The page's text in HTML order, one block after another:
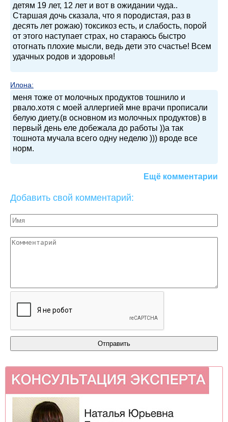
детям 19 лет, 12 лет и вот в ожидании чуда..
Старшая дочь сказала, что я породистая, раз в
десять лет рожаю) токсикоз есть, и слабость, порой
от этого наступает страх, но стараюсь быстро
отогнать плохие мысли, ведь дети это счастье! Всем
удачных родов и здоровья!
Илона:
меня тоже от молочных продуктов тошнило и
рвало.хотя с моей аллергией мне врачи прописали
белую диету.(в основном из молочных продуктов) в
первый день еле добежала до работы ))а так
тошнота мучала всего одну неделю ))) вроде все
норм.
Ещё комментарии
Добавить свой комментарий: